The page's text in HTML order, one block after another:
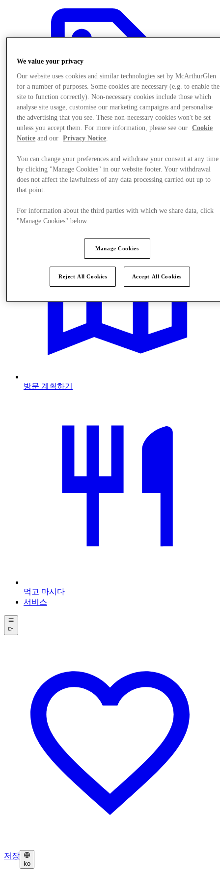
제공
방문 계획하기
먹고 마시다
서비스
더
저장
ko
We value your privacy
Our website uses cookies and similar technologies set by McArthurGlen
for a number of purposes. Some cookies are necessary (e.g. to enable the
site to function correctly). Non-necessary cookies include those which
analyse site usage, customise our marketing campaigns and personalise
the advertising that you see. These non-necessary cookies won't be set
unless you accept them. For more information, please see our
Cookie
Notice and our Privacy Notice.
You can change your preferences and withdraw your consent at any time
by clicking "Manage Cookies" in our website footer. Your withdrawal
does not affect the lawfulness of any data processing carried out up to
that point.
For information about the third parties with which we share data, click
"Manage Cookies" below.
Manage Cookies
Reject All Cookies Accept All Cookies